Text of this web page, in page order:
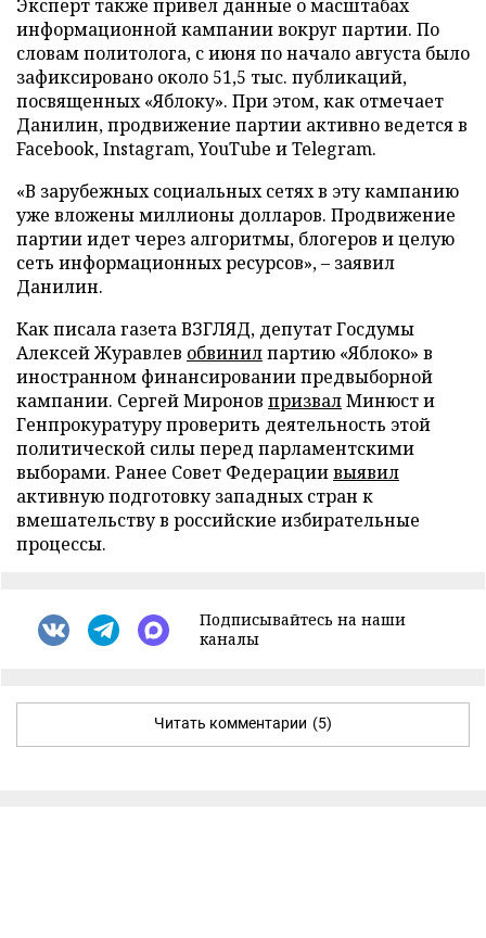
Эксперт также привел данные о масштабах
информационной кампании вокруг партии. По
словам политолога, с июня по начало августа было
зафиксировано около 51,5 тыс. публикаций,
посвященных «Яблоку». При этом, как отмечает
Данилин, продвижение партии активно ведется в
Facebook, Instagram, YouTube и Telegram.
«В зарубежных социальных сетях в эту кампанию
уже вложены миллионы долларов. Продвижение
партии идет через алгоритмы, блогеров и целую
сеть информационных ресурсов», – заявил
Данилин.
Как писала газета ВЗГЛЯД, депутат Госдумы
Алексей Журавлев обвинилпартию «Яблоко» в
иностранном финансировании предвыборной
кампании. Сергей Миронов призвалМинюст и
Генпрокуратуру проверить деятельность этой
политической силы перед парламентскими
выборами. Ранее Совет Федерациивыявил
активную подготовку западных стран к
вмешательству в российские избирательные
процессы.
Подписывайтесь на наши
каналы
Читать комментарии (5)